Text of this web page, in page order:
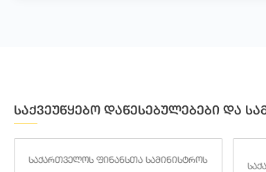
საქვეუწყებო დაწესებულებები და
საქართველოს ფინანსთა სამინისტროს